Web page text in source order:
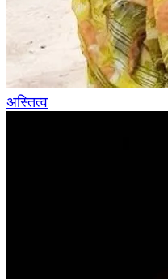
अस्तित्व